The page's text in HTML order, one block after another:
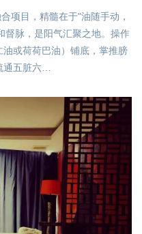
项目，精髓在于"油随手动，
督脉，是阳气汇聚之地。操作
或荷荷巴油）铺底，掌推膀
通五脏六…